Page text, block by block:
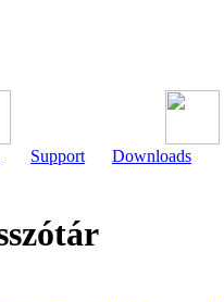
Support
Downloads